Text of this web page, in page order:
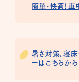
簡単・快適！
暑さ対策、寝
ーはこちらから